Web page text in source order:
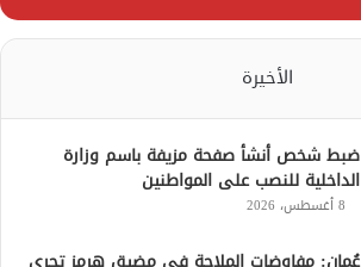
الأخيرة
ضبط شخص أنشأ صفحة مزيفة باسم وزارة
الداخلية للنصب على المواطنين
8 أغسطس، 2026